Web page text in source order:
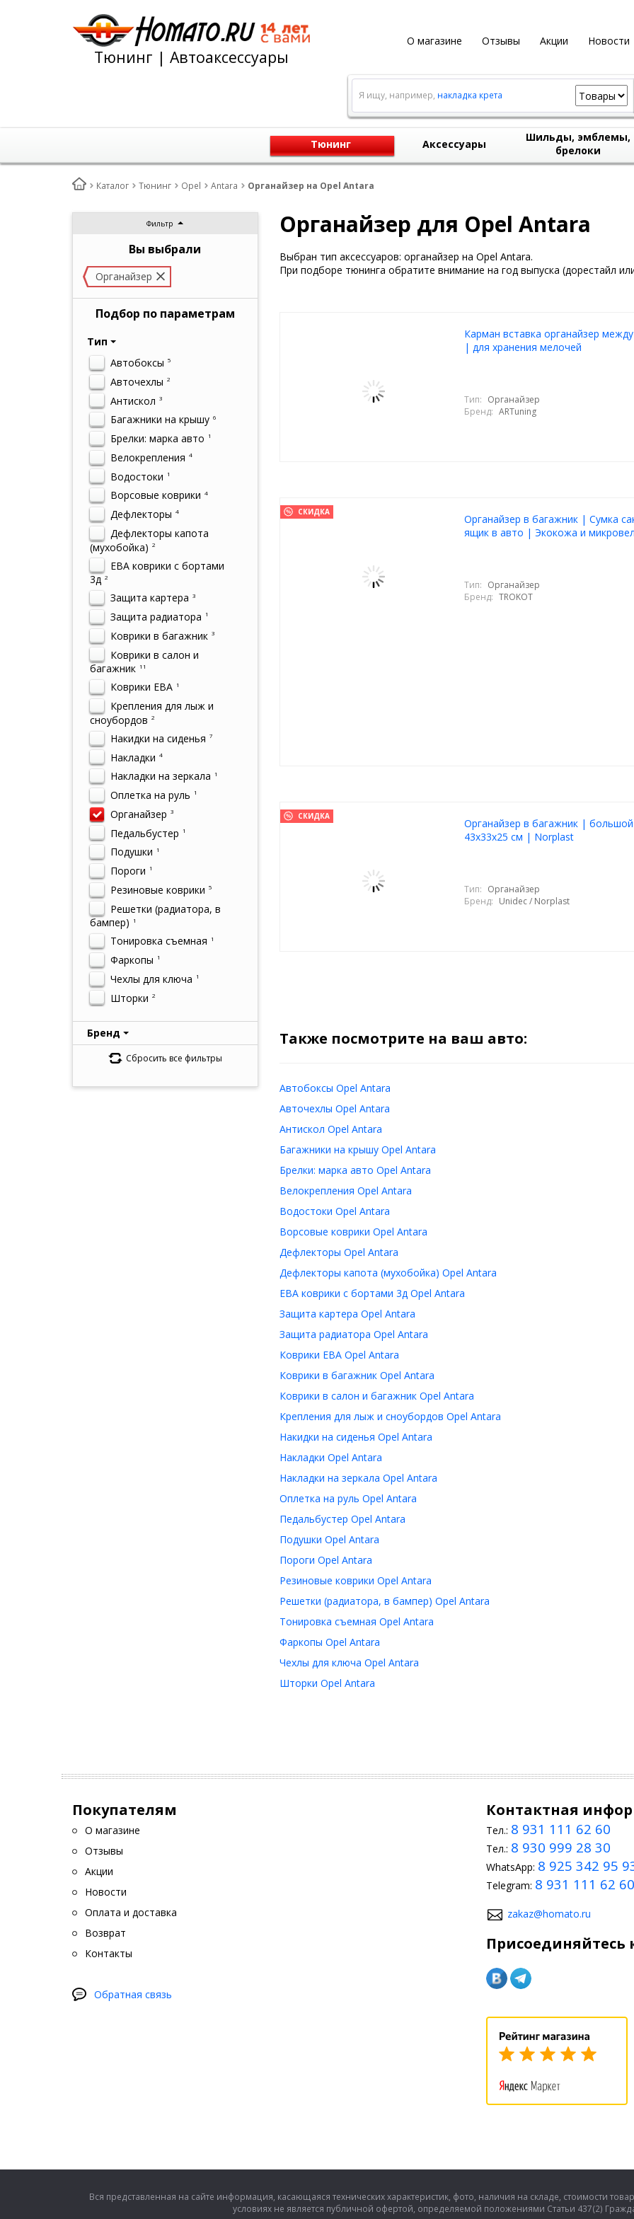
О магазине Отзывы Акции Новости
Тюнинг | Автоаксессуары
Я ищу, например, накладка крета
Тюнинг Аксессуары
Шильды, эмблемы,
брелоки
Каталог Тюнинг Opel Antara Органайзер на Opel Antara
Фильтр
Вы выбрали
Органайзер
Подбор по параметрам
Тип
Автобоксы 5
Авточехлы 2
Антискол 3
Багажники на крышу 6
Брелки: марка авто 1
Велокрепления 4
Водостоки 1
Ворсовые коврики 4
Дефлекторы 4
Дефлекторы капота
(мухобойка) 2
ЕВА коврики с бортами
3д 2
Защита картера 3
Защита радиатора 1
Коврики в багажник 3
Коврики в салон и
багажник 11
Коврики ЕВА 1
Крепления для лыж и
сноубордов 2
Накидки на сиденья 7
Накладки 4
Накладки на зеркала 1
Оплетка на руль 1
Органайзер 3
Педальбустер 1
Подушки 1
Пороги 1
Резиновые коврики 5
Решетки (радиатора, в
бампер)
1
Тонировка съемная 1
Фаркопы 1
Чехлы для ключа 1
Шторки 2
Бренд
Сбросить все фильтры
Органайзер для Opel Antara
Выбран тип аксессуаров: органайзер на Opel Antara.
При подборе тюнинга обратите внимание на год выпуска (дорестайл
Карман вставка органайзер
| для хранения мелочей
Тип: Органайзер
Бренд: ARTuning
СКИДКА
Органайзер в багажник | Сумка
ящик в авто | Экокожа и
Тип: Органайзер
Бренд: TROKOT
СКИДКА
Органайзер в багажник | большой
43x33х25 см | Norplast
Тип: Органайзер
Бренд: Unidec / Norplast
Также посмотрите на ваш авто:
Автобоксы Opel Antara
Авточехлы Opel Antara
Антискол Opel Antara
Багажники на крышу Opel Antara
Брелки: марка авто Opel Antara
Велокрепления Opel Antara
Водостоки Opel Antara
Ворсовые коврики Opel Antara
Дефлекторы Opel Antara
Дефлекторы капота (мухобойка) Opel Antara
ЕВА коврики с бортами 3д Opel Antara
Защита картера Opel Antara
Защита радиатора Opel Antara
Коврики ЕВА Opel Antara
Коврики в багажник Opel Antara
Коврики в салон и багажник Opel Antara
Крепления для лыж и сноубордов Opel Antara
Накидки на сиденья Opel Antara
Накладки Opel Antara
Накладки на зеркала Opel Antara
Оплетка на руль Opel Antara
Педальбустер Opel Antara
Подушки Opel Antara
Пороги Opel Antara
Резиновые коврики Opel Antara
Решетки (радиатора, в бампер) Opel Antara
Тонировка съемная Opel Antara
Фаркопы Opel Antara
Чехлы для ключа Opel Antara
Шторки Opel Antara
Покупателям
О магазине
Отзывы
Акции
Новости
Оплата и доставка
Возврат
Контакты
Обратная связь
Контактная
Тел.: 8 931 111 62 60
Тел.: 8 930 999 28 30
WhatsApp: 8 925 342 95
Telegram: 8 931 111 62 60
zakaz@homato.ru
Присоединяйтесь
Вся представленная на сайте информация, касающаяся технических характеристик, фото, наличия на складе, стоимости
условиях не является публичной офертой, определяемой положениями Статьи 437(2)